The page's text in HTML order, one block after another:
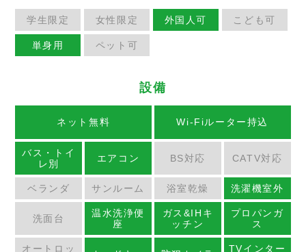
学生限定 女性限定 外国人可 こども可
単身用 ペット可
設備
ネット無料 Wi-Fiルーター持込
バス・トイ
レ別
エアコン BS対応 CATV対応
ベランダ サンルーム 浴室乾燥 洗濯機室外
洗面台
温水洗浄便
座
ガス&IHキ
ッチン
プロパンガ
ス
オートロッ TVインター